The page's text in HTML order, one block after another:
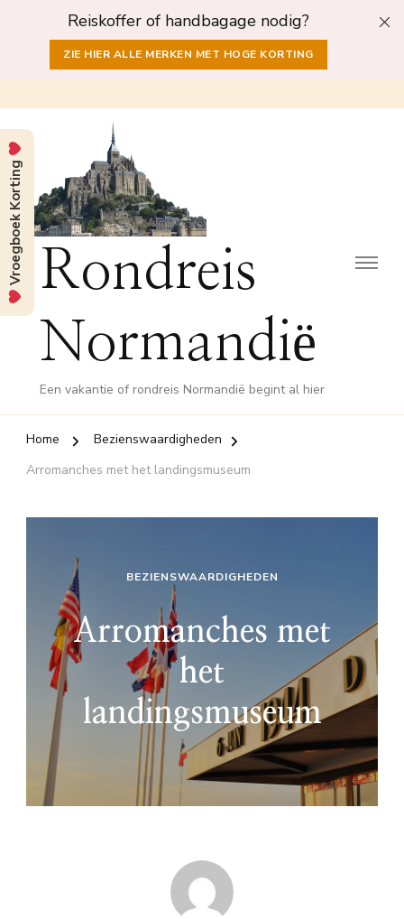
Reiskoffer of handbagage nodig?
ZIE HIER ALLE MERKEN MET HOGE KORTING
Rondreis
Normandië
Een vakantie of rondreis Normandië begint al hier
Home
Bezienswaardigheden
Arromanches met het landingsmuseum
BEZIENSWAARDIGHEDEN
Arromanches met
het
landingsmuseum
Vroegboek Korting